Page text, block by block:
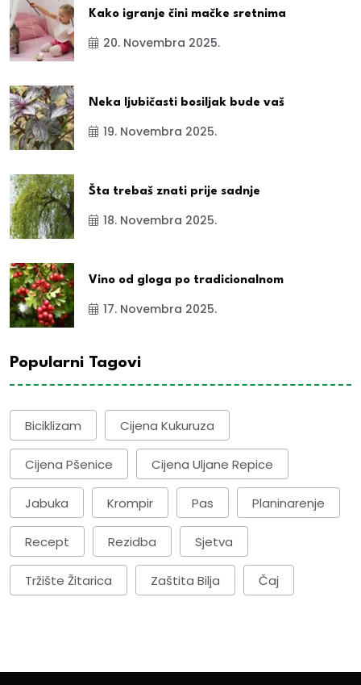
Kako igranje čini mačke sretnima
20. Novembra 2025.
Neka ljubičasti bosiljak bude vaš
19. Novembra 2025.
Šta trebaš znati prije sadnje
18. Novembra 2025.
Vino od gloga po tradicionalnom
17. Novembra 2025.
Popularni Tagovi
Biciklizam Cijena Kukuruza
Cijena Pšenice Cijena Uljane Repice
Jabuka Krompir Pas Planinarenje
Recept Rezidba Sjetva
Tržište Žitarica Zaštita Bilja Čaj